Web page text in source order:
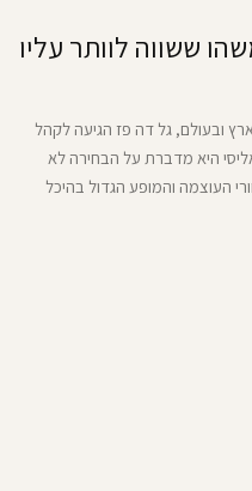
ששווה לוותר עליו
ובעולם, גל דה פז הגיעה לקהל
היא מדברת על הבחירה לא
העוצמה והמופע הגדול בהיכל